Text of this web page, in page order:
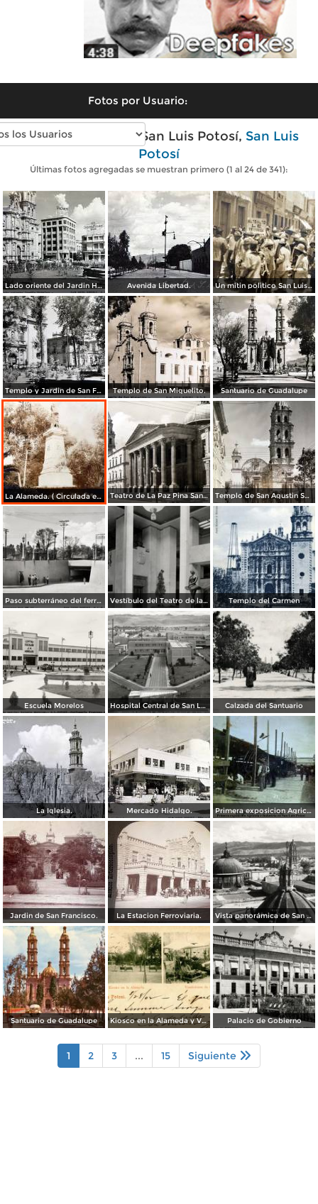
Fotos por Usuario:
Fotos antiguas de San Luis Potosí, San Luis
Potosí
Últimas fotos agregadas se muestran primero (1 al 24 de 341):
Lado oriente del Jardin Hidalgo. ( Circulada el 12 de Julio de 1957 ). Avenida Libertad. Un mitin politico San Luis Potosí 8 de Mayo de 1921
Templo y Jardin de San Francisco. Templo de San Miguelito. Santuario de Guadalupe
La Alameda. ( Circulada el 11 de Septiembre de 1923 ). Teatro de La Paz Pina San Luis Potosí. Templo de San Agustin San Luis Potosí
Paso subterráneo del ferrocarril Vestíbulo del Teatro de la Paz Templo del Carmen
Escuela Morelos Hospital Central de San Luis Potosí Calzada del Santuario
La Iglesia. Mercado Hidalgo. Primera exposicion Agricola e Industria en San Luis Potosi 15 de Septiembrede1906
Jardin de San Francisco. La Estacion Ferroviaria. Vista panorámica de San Luis Potosí
Santuario de Guadalupe Kiosco en la Alameda y Vendedores de Frutas Palacio de Gobierno
1 2 3 ... 15 Siguiente